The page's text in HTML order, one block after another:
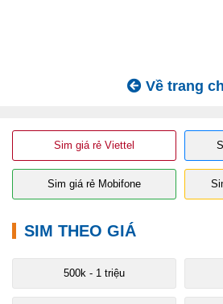
Về trang
Sim giá rẻ Viettel
Sim giá rẻ Mobifone
SIM THEO GIÁ
500k - 1 triệu